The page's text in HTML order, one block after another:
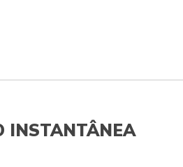
INSTANTÂNEA